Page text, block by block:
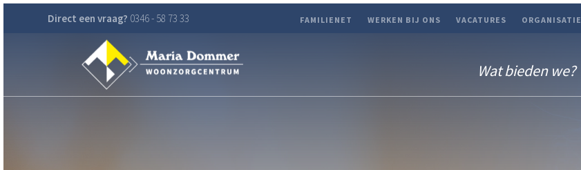
Direct een vraag? 0346 - 58 73 33 FAMILIENET WERKEN BIJ ONS VACATURES ORGANISATIE
Wat bieden we?